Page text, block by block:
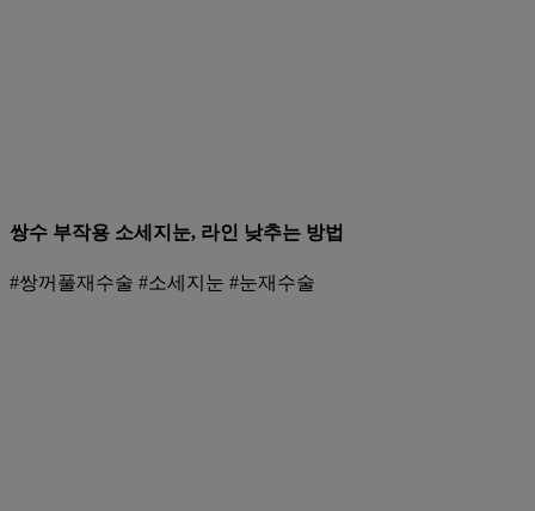
쌍수 부작용 소세지눈, 라인 낮추는 방법
#쌍꺼풀재수술 #소세지눈 #눈재수술